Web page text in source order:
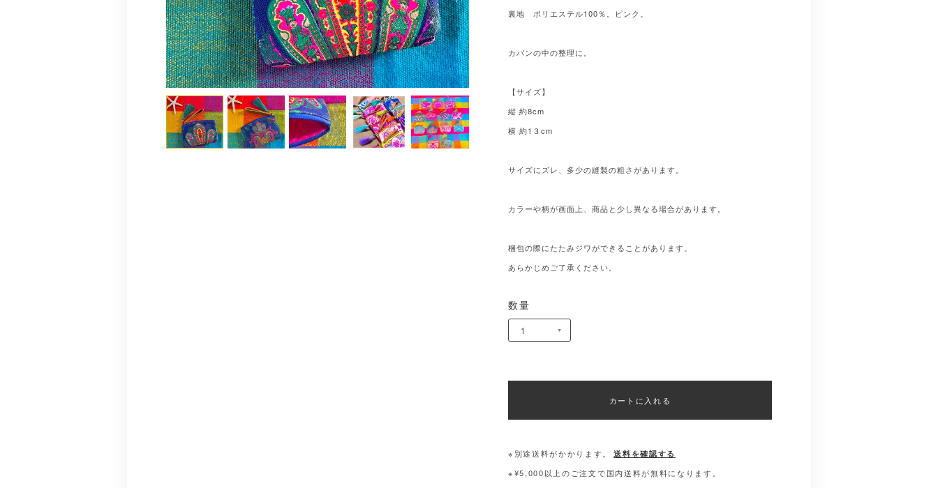
裏地 ポリエステル100％。ピンク。
カバンの中の整理に。
【サイズ】
縦 約8cm
横 約1３cm
サイズにズレ、多少の縫製の粗さがあります。
カラーや柄が画面上、商品と少し異なる場合があります。
梱包の際にたたみジワができることがあります。
あらかじめご了承ください。
数量
カートに入れる
※別途送料がかかります。
送料を確認する
※¥5,000以上のご注文で国内送料が無料になります。